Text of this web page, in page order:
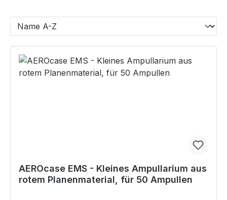
AEROcase EMS - Kleines Ampullarium aus
rotem Planenmaterial, für 50 Ampullen